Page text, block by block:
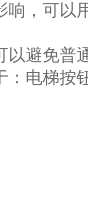
响，可以
以避免普
：电梯按